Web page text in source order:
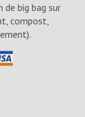
de big bag sur
compost,